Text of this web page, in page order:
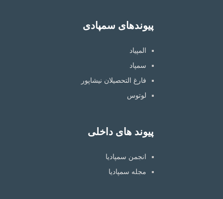
پیوندهای سمپادی
المپیاد
سمپاد
فارغ التحصیلان نیشاپور
لوتوس
پیوند های داخلی
انجمن سمپادیا
مجله سمپادیا